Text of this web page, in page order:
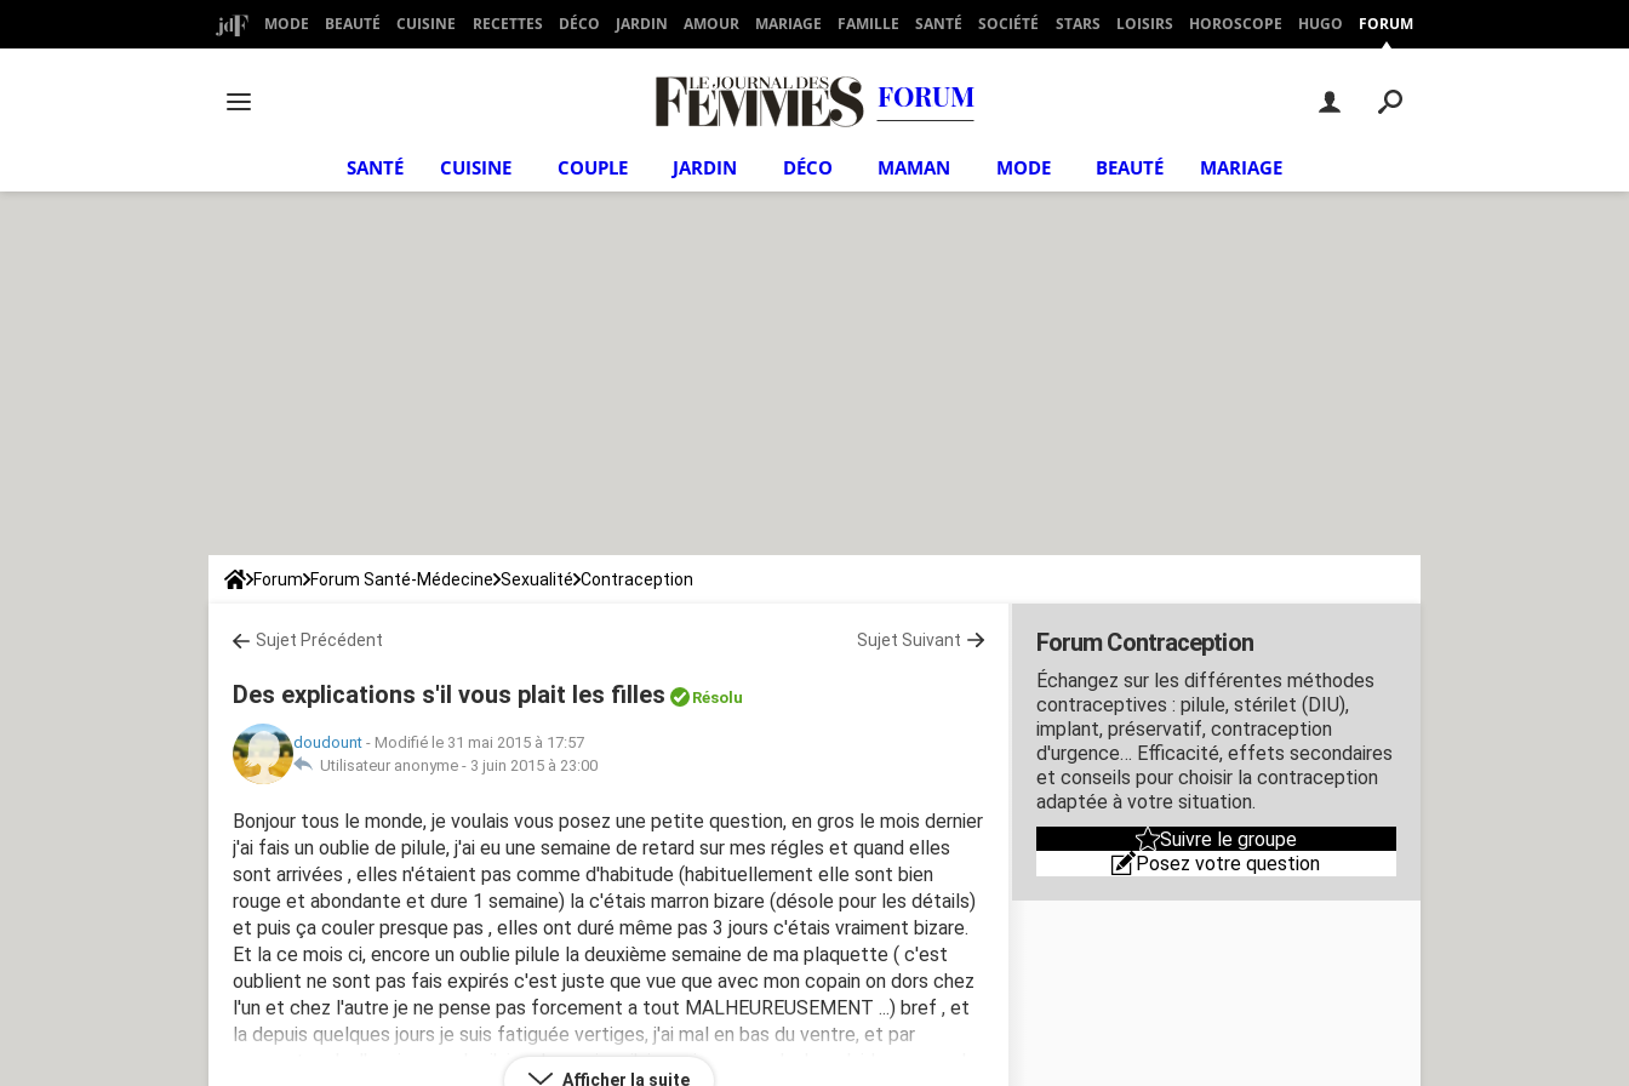
MODE BEAUTÉ CUISINE RECETTES DÉCO JARDIN AMOUR MARIAGE FAMILLE SANTÉ SOCIÉTÉ STARS LOISIRS HOROSCOPE HUGO FORUM
FORUM
SANTÉ CUISINE COUPLE JARDIN DÉCO MAMAN MODE BEAUTÉ MARIAGE
Forum Forum Santé-Médecine Sexualité Contraception
Sujet Précédent Sujet Suivant
Des explications s'il vous plait les filles Résolu
doudount - Modifié le 31 mai 2015 à 17:57
Utilisateur anonyme - 3 juin 2015 à 23:00
Bonjour tous le monde, je voulais vous posez une petite question, en gros le mois dernier
j'ai fais un oublie de pilule, j'ai eu une semaine de retard sur mes régles et quand elles
sont arrivées , elles n'étaient pas comme d'habitude (habituellement elle sont bien
rouge et abondante et dure 1 semaine) la c'étais marron bizare (désole pour les détails)
et puis ça couler presque pas , elles ont duré même pas 3 jours c'étais vraiment bizare.
Et la ce mois ci, encore un oublie pilule la deuxième semaine de ma plaquette ( c'est
oublient ne sont pas fais expirés c'est juste que vue que avec mon copain on dors chez
l'un et chez l'autre je ne pense pas forcement a tout MALHEUREUSEMENT ...) bref , et
la depuis quelques jours je suis fatiguée vertiges, j'ai mal en bas du ventre, et par
moment mal a l'ovaire gauche j'ai mal au seins.. j'aimerais que quelqu'un m'aide un peu. Je
Afficher la suite
Forum Contraception
Échangez sur les différentes méthodes
contraceptives : pilule, stérilet (DIU),
implant, préservatif, contraception
d'urgence… Efficacité, effets secondaires
et conseils pour choisir la contraception
adaptée à votre situation.
Suivre le groupe
Posez votre question